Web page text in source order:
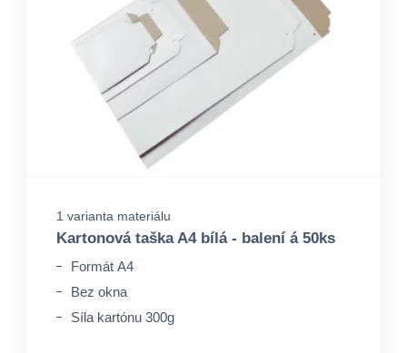
1 varianta materiálu
Kartonová taška A4 bílá - balení á 50ks
Formát A4
Bez okna
Síla kartónu 300g